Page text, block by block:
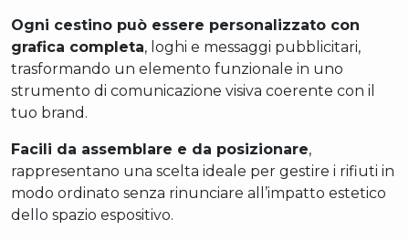
Ogni cestino può essere personalizzato con
grafica completa, loghi e messaggi pubblicitari,
trasformando un elemento funzionale in uno
strumento di comunicazione visiva coerente con il
tuo brand.
Facili da assemblare e da posizionare,
rappresentano una scelta ideale per gestire i rifiuti in
modo ordinato senza rinunciare all’impatto estetico
dello spazio espositivo.